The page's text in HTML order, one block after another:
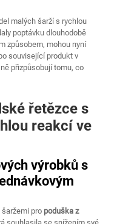
malých šarží s rychlou
poptávku dlouhodobě
způsobem, mohou nyní
související produkt v
přizpůsobují tomu, co
řetězce s
reakcí ve
výrobků s
pro poduška z